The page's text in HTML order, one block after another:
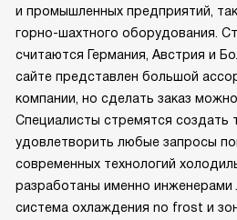
и промышленных предприятий,
горно-шахтного оборудования.
считаются Германия, Австрия и
сайте представлен большой
компании, но сделать заказ
Специалисты стремятся создать
удовлетворить любые запросы
современных технологий
разработаны именно инженерами
система охлаждения no frost и